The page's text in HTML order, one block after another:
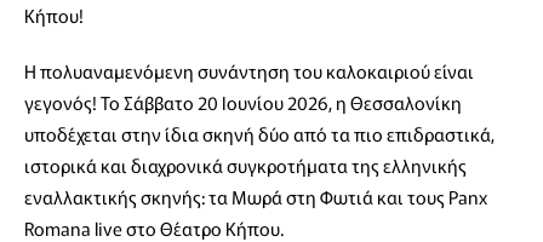
Κήπου!
Η πολυαναμενόμενη συνάντηση του καλοκαιριού είναι
γεγονός! Το Σάββατο 20 Ιουνίου 2026, η Θεσσαλονίκη
υποδέχεται στην ίδια σκηνή δύο από τα πιο επιδραστικά,
ιστορικά και διαχρονικά συγκροτήματα της ελληνικής
εναλλακτικής σκηνής: τα Μωρά στη Φωτιά και τους Panx
Romana live στο Θέατρο Κήπου.